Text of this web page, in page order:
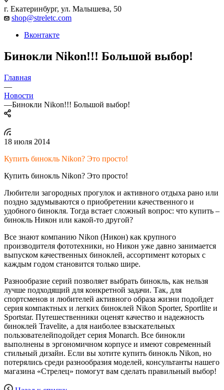
г. Екатеринбург, ул. Малышева, 50
shop@streletc.com
Вконтакте
Бинокли Nikon!!! Большой выбор!
Главная
—
Новости
—Бинокли Nikon!!! Большой выбор!
18 июля 2014
Купить бинокль Nikon? Это просто!
Купить бинокль Nikon? Это просто!
Любители загородных прогулок и активного отдыха рано или
поздно задумываются о приобретении качественного и
удобного бинокля. Тогда встает сложный вопрос: что купить –
бинокль Никон или какой-то другой?
Все знают компанию Nikon (Никон) как крупного
производителя фототехники, но Никон уже давно занимается
выпуском качественных биноклей, ассортимент которых с
каждым годом становится только шире.
Разнообразие серий позволяет выбрать бинокль, как нельзя
лучше подходящий для конкретной задачи. Так, для
спортсменов и любителей активного образа жизни подойдет
серия компактных и легких биноклей Nikon Sporter, Sportlite и
Sportstar. Путешественники оценят качество и надежность
биноклей Travelite, а для наиболее взыскательных
пользователейподойдет серия Monarch. Все бинокли
выполнены в эргономичном корпусе и имеют современный
стильный дизайн. Если вы хотите купить бинокль Nikon, но
потерялись среди разнообразия моделей, консультанты нашего
магазина «Стрелец» помогут вам сделать правильный выбор!